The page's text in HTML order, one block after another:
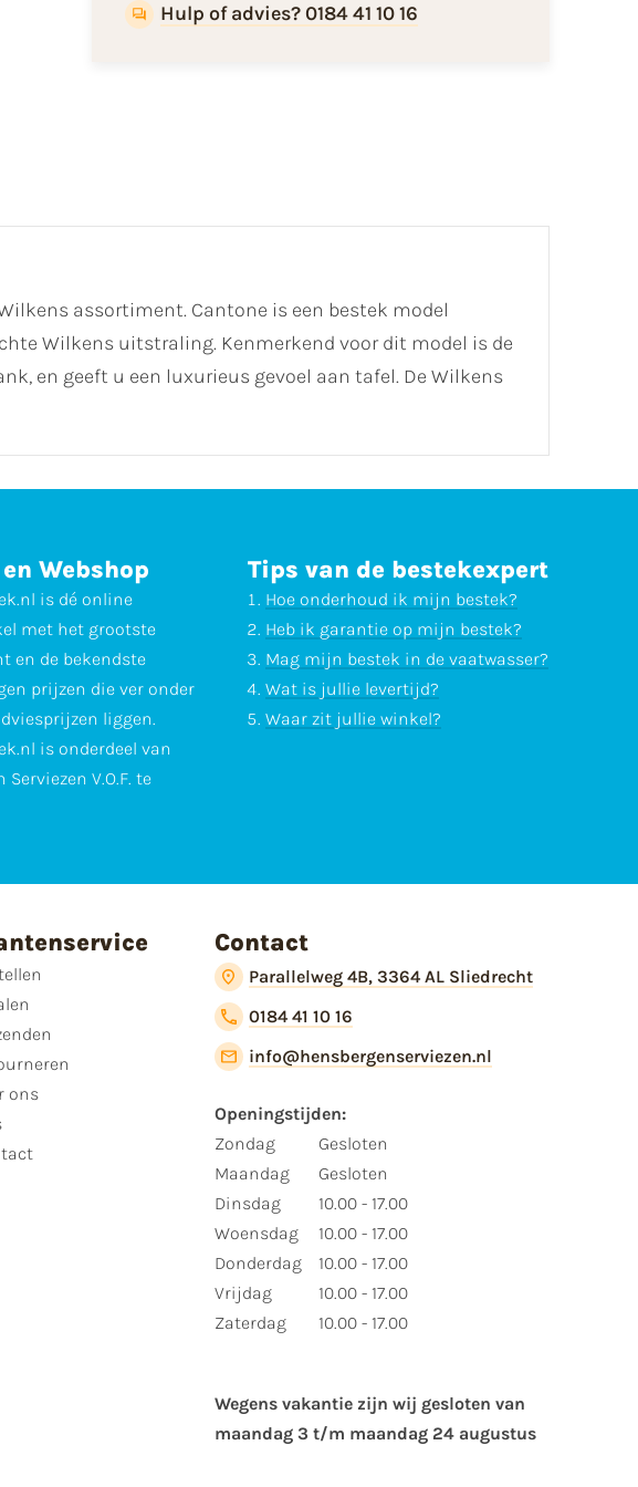
Hulp of advies? 0184 41 10 16
assortiment. Cantone is een bestek model
Wilkens uitstraling. Kenmerkend voor dit model is de
en geeft u een luxurieus gevoel aan tafel. De Wilkens
Webshop
is dé online
met het grootste
en de bekendste
prijzen die ver onder
liggen.
is onderdeel van
Serviezen V.O.F. te
Tips van de bestekexpert
Hoe onderhoud ik mijn bestek?
Heb ik garantie op mijn bestek?
Mag mijn bestek in de vaatwasser?
Wat is jullie levertijd?
Waar zit jullie winkel?
ons
Contact
Parallelweg 4B, 3364 AL Sliedrecht
0184 41 10 16
info@hensbergenserviezen.nl
Openingstijden:
Zondag
Maandag
Dinsdag
Woensdag
Donderdag
Vrijdag
Zaterdag
Gesloten
Gesloten
10.00 - 17.00
10.00 - 17.00
10.00 - 17.00
10.00 - 17.00
10.00 - 17.00
Wegens vakantie zijn wij gesloten van ​
maandag 3 t/m maandag 24 augustus